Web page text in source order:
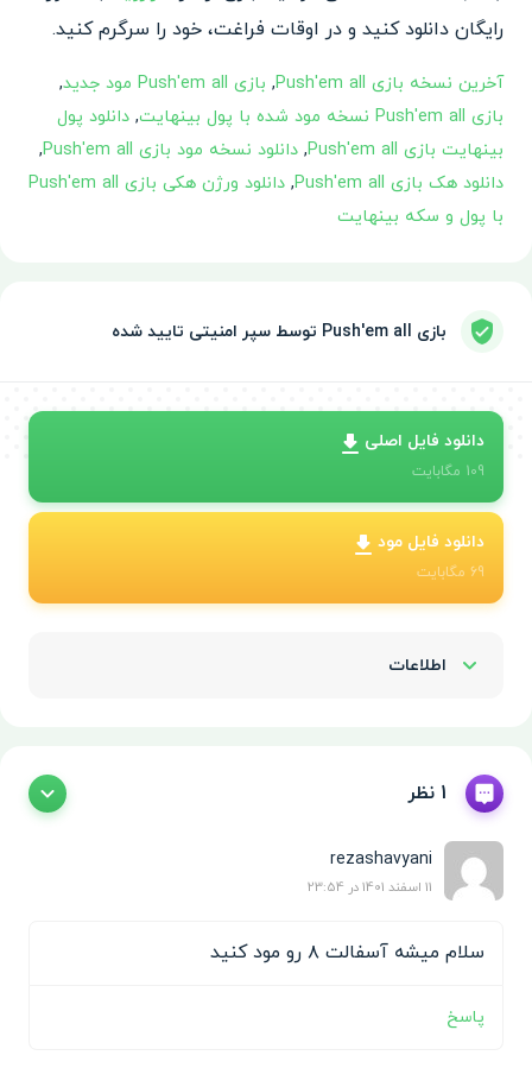
رایگان دانلود کنید و در اوقات فراغت، خود را سرگرم کنید.
آخرین نسخه بازی Push'em all , بازی Push'em all مود جدید
,
بازی Push'em all نسخه مود شده با پول بینهایت
, دانلود پول
بینهایت بازی Push'em all
, دانلود نسخه مود بازی Push'em all
,
دانلود هک بازی Push'em all
,
دانلود ورژن هکی بازی Push'em all
با پول و سکه بینهایت
بازی Push'em all توسط سپر امنیتی تایید شده
دانلود فایل اصلی
109 مگابایت
دانلود فایل مود
69 مگابایت
اطلاعات
1 نظر
rezashavyani
11 اسفند 1401 در 23:54
سلام میشه آسفالت ۸ رو مود کنید
پاسخ